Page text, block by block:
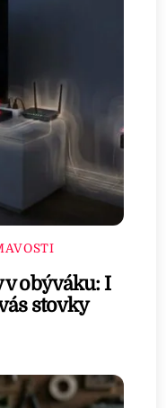
obýváku: I
stovky